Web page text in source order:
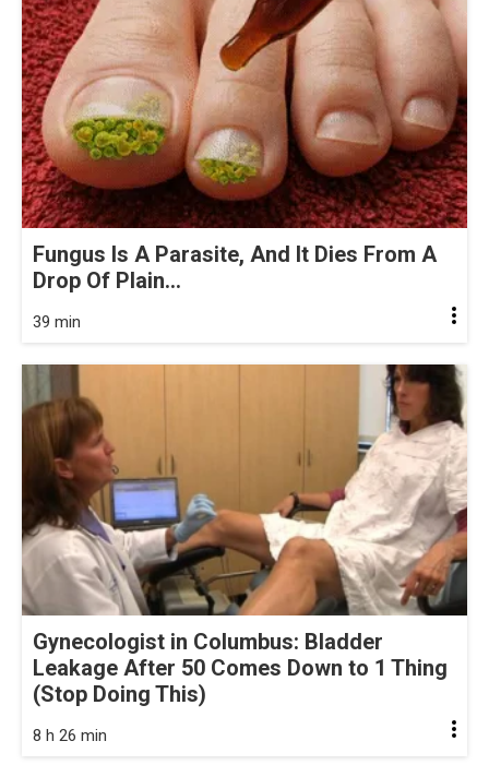
Fungus Is A Parasite, And It Dies From A
Drop Of Plain...
39 min
Gynecologist in Columbus: Bladder
Leakage After 50 Comes Down to 1 Thing
(Stop Doing This)
8 h 26 min